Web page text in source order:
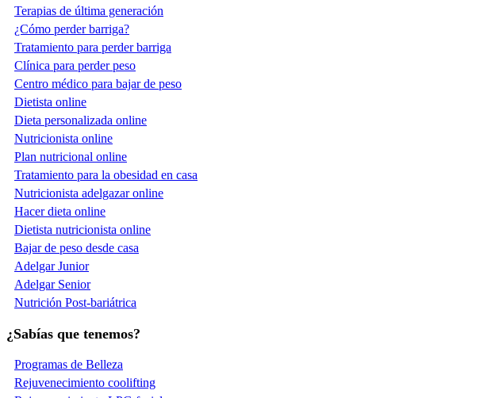
Terapias de última generación
¿Cómo perder barriga?
Tratamiento para perder barriga
Clínica para perder peso
Centro médico para bajar de peso
Dietista online
Dieta personalizada online
Nutricionista online
Plan nutricional online
Tratamiento para la obesidad en casa
Nutricionista adelgazar online
Hacer dieta online
Dietista nutricionista online
Bajar de peso desde casa
Adelgar Junior
Adelgar Senior
Nutrición Post-bariátrica
¿Sabías que tenemos?
Programas de Belleza
Rejuvenecimiento coolifting